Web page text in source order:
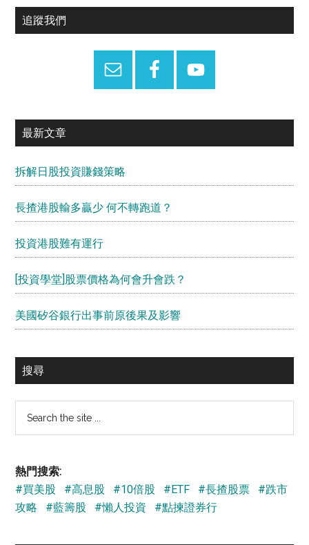
Primary
追蹤我們
最新文章
拆解日股投資賺錢策略
長揸港股輸多贏少 何不轉跑道？
投資港股難有運行
[投資學堂]股票價格為何會升會跌？
美國矽谷銀行出事前原後果及影響
搜尋
...
熱門搜索:
#買美股
#高息股 #10倍股 #ETF #長揸股票
#跌市
攻略
#藍籌股 #懶人投資 #點揀證券行